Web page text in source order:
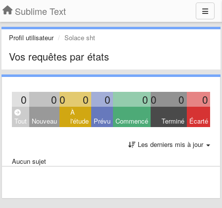
Sublime Text
Profil utilisateur Solace sht
Vos requêtes par états
0 0 0 0 0 0 0 0 0
Tout Nouveau
À
l'étude Prévu Commencé Terminé Écarté
Les derniers mis à jour
Aucun sujet